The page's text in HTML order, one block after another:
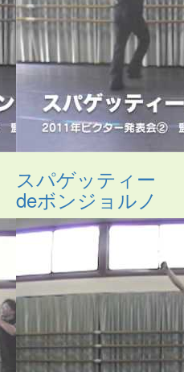
スパゲッティー
deボンジョルノ